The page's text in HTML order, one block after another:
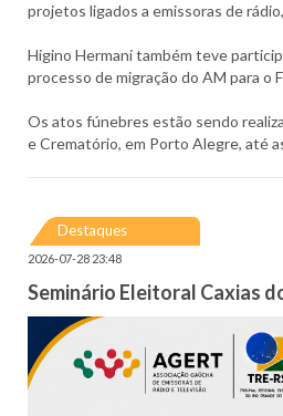
projetos ligados a emissoras de
Higino Hermani também teve
processo de migração do AM para o
Os atos fúnebres estão sendo
e Crematório, em Porto Alegre, até
Destaques
2026-07-28 23:48
Seminário Eleitoral Caxias